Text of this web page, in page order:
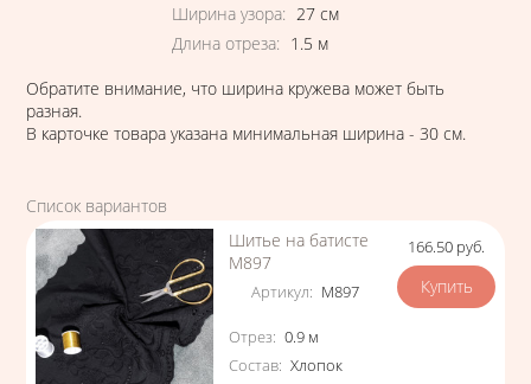
Ширина узора: 27 см
Длина отреза: 1.5 м
Обратите внимание, что ширина кружева может быть
разная.
В карточке товара указана минимальная ширина - 30 см.
Список вариантов
Шитье на батисте
М897
Артикул: М897
Характеристики
Отрез: 0.9 м
Состав: Хлопок
Цена
166.50 руб.